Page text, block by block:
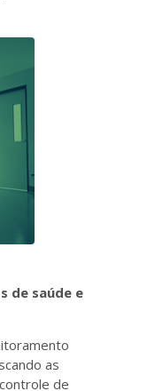
de saúde e
as
de